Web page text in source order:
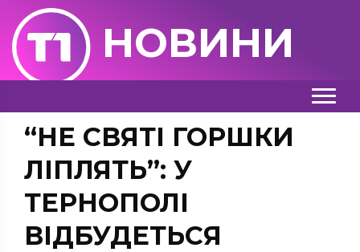
НОВИНИ
“НЕ СВЯТІ ГОРШКИ
ЛІПЛЯТЬ”: У
ТЕРНОПОЛІ
ВІДБУДЕТЬСЯ